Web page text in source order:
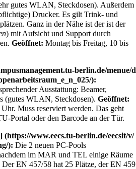
gutes WLAN, Steckdosen). Außerdem
Drucker. Es gilt Trink- und
Ganz in der Nähe ist der ist der
) mit Aufsicht und Support durch
Geöffnet: Montag bis Freitag, 10 bis
:
Ausstattung: Beamer,
(gutes WLAN, Steckdosen). Geöffnet:
Muss reserviert werden. Das geht
Portal oder den Barcode an der Tür.
: Die 2 neuen PC-Pools
im MAR und TEL einige Räume
Der EN 457/58 hat 25 Plätze, der EN 459